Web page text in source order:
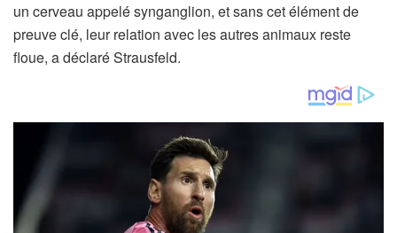
un cerveau appelé synganglion, et sans cet élément de
preuve clé, leur relation avec les autres animaux reste
floue, a déclaré Strausfeld.